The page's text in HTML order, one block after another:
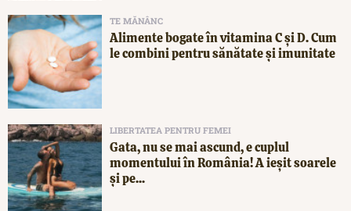
TE MĂNÂNC
Alimente bogate în vitamina C și D. Cum
le combini pentru sănătate și imunitate
LIBERTATEA PENTRU FEMEI
Gata, nu se mai ascund, e cuplul
momentului în România! A ieșit soarele
și pe...